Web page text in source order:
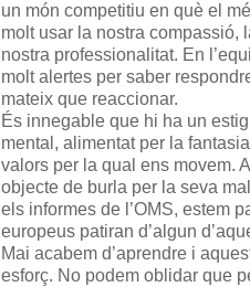
un món competitiu en què el
molt usar la nostra compassió,
nostra professionalitat. En
molt alertes per saber
mateix que reaccionar.
És innegable que hi ha un
mental, alimentat per la
valors per la qual ens movem.
objecte de burla per la seva
els informes de l’OMS, estem
europeus patiran d’algun
Mai acabem d’aprendre i
esforç. No podem oblidar que